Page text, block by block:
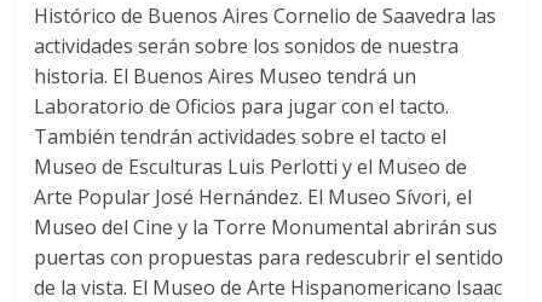
Histórico de Buenos Aires Cornelio de Saavedra las
actividades serán sobre los sonidos de nuestra
historia. El Buenos Aires Museo tendrá un
Laboratorio de Oficios para jugar con el tacto.
También tendrán actividades sobre el tacto el
Museo de Esculturas Luis Perlotti y el Museo de
Arte Popular José Hernández. El Museo Sívori, el
Museo del Cine y la Torre Monumental abrirán sus
puertas con propuestas para redescubrir el sentido
de la vista. El Museo de Arte Hispanomericano Isaac